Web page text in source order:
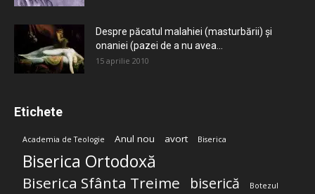
Despre păcatul malahiei (masturbării) şi
onaniei (pazei de a nu avea...
15 aprilie 2010
Etichete
Academia de Teologie Anul nou avort Biserica
Biserica Ortodoxă
Biserica Sfânta Treime biserică Botezul